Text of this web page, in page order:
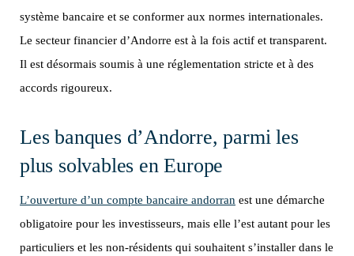
système bancaire et se conformer aux normes internationales.
Le secteur financier d’Andorre est à la fois actif et transparent.
Il est désormais soumis à une réglementation stricte et à des
accords rigoureux.
Les banques d’Andorre, parmi les
plus solvables en Europe
L’ouverture d’un compte bancaire andorran est une démarche
obligatoire pour les investisseurs, mais elle l’est autant pour les
particuliers et les non-résidents qui souhaitent s’installer dans le